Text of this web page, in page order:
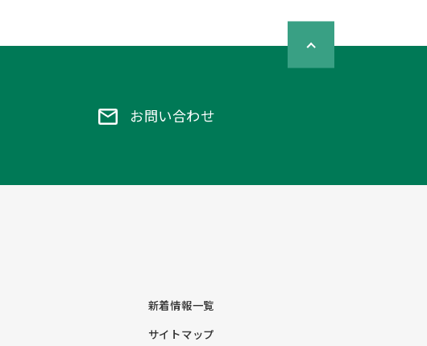
お問い合わせ
新着情報一覧
サイトマップ